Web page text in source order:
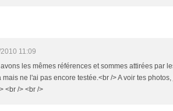
11:09
les mêmes références et sommes attirées par
ne l'ai pas encore testée.<br /> A voir tes
<br /> <br />